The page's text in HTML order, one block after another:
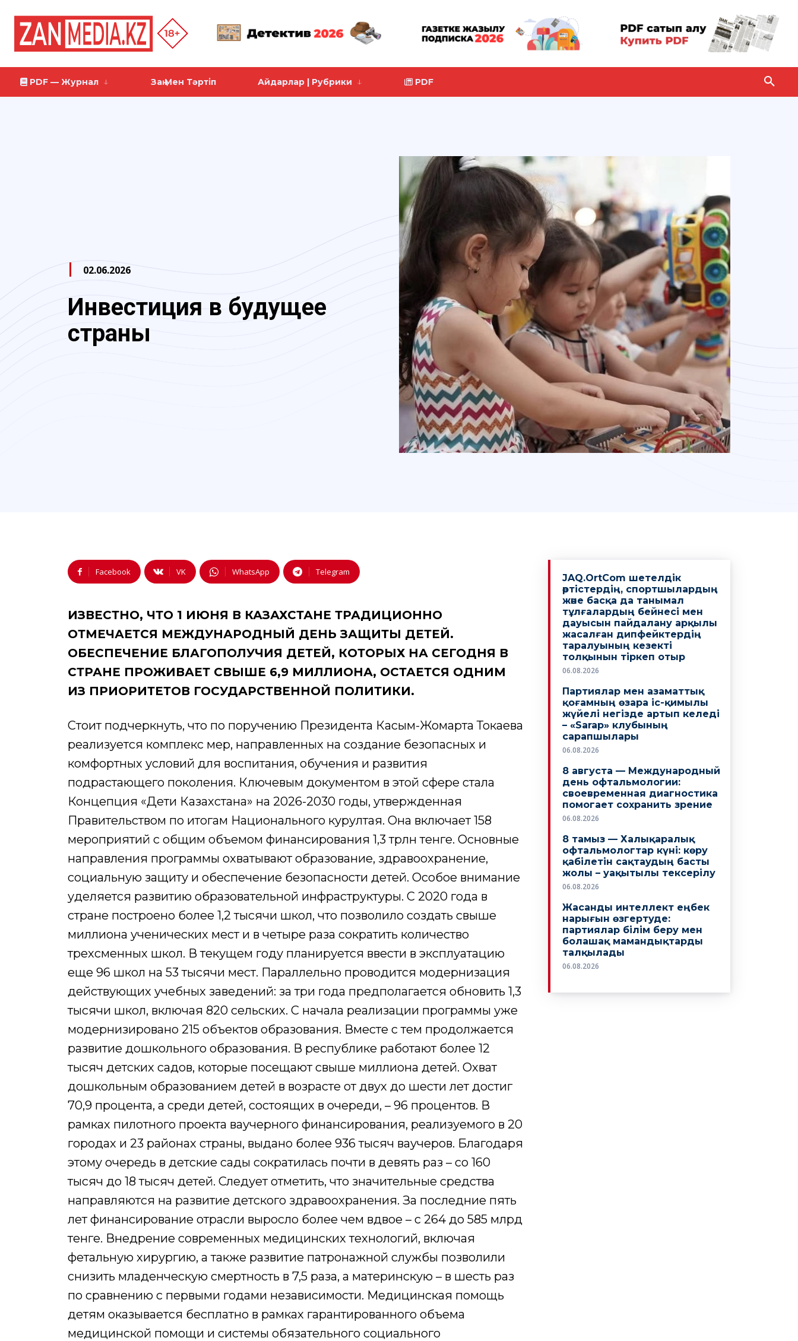
PDF — Журнал Заң Мен Тәртіп Айдарлар | Рубрики PDF
02.06.2026
Инвестиция в будущее
страны
Facebook VK WhatsApp Telegram
ИЗВЕСТНО, ЧТО 1 ИЮНЯ В КАЗАХСТАНЕ ТРАДИЦИОННО
ОТМЕЧАЕТСЯ МЕЖДУНАРОДНЫЙ ДЕНЬ ЗАЩИТЫ ДЕТЕЙ.
ОБЕСПЕЧЕНИЕ БЛАГОПОЛУЧИЯ ДЕТЕЙ, КОТОРЫХ НА СЕГОДНЯ В
СТРАНЕ ПРОЖИВАЕТ СВЫШЕ 6,9 МИЛЛИОНА, ОСТАЕТСЯ ОДНИМ
ИЗ ПРИОРИТЕТОВ ГОСУДАРСТВЕННОЙ ПОЛИТИКИ.
Стоит подчеркнуть, что по поручению Президента Касым-Жомарта Токаева
реализуется комплекс мер, направленных на создание безопасных и
комфортных условий для воспитания, обучения и развития
подрастающего поколения. Ключевым документом в этой сфере стала
Концепция «Дети Казахстана» на 2026-2030 годы, утвержденная
Правительством по итогам Национального курултая. Она включает 158
мероприятий с общим объемом финансирования 1,3 трлн тенге. Основные
направления программы охватывают образование, здравоохранение,
социальную защиту и обеспечение безопасности детей. Особое внимание
уделяется развитию образовательной инфраструктуры. С 2020 года в
стране построено более 1,2 тысячи школ, что позволило создать свыше
миллиона ученических мест и в четыре раза сократить количество
трехсменных школ. В текущем году планируется ввести в эксплуатацию
еще 96 школ на 53 тысячи мест. Параллельно проводится модернизация
действующих учебных заведений: за три года предполагается обновить 1,3
тысячи школ, включая 820 сельских. С начала реализации программы уже
модернизировано 215 объектов образования. Вместе с тем продолжается
развитие дошкольного образования. В республике работают более 12
тысяч детских садов, которые посещают свыше миллиона детей. Охват
дошкольным образованием детей в возрасте от двух до шести лет достиг
70,9 процента, а среди детей, состоящих в очереди, – 96 процентов. В
рамках пилотного проекта ваучерного финансирования, реализуемого в 20
городах и 23 районах страны, выдано более 936 тысяч ваучеров. Благодаря
этому очередь в детские сады сократилась почти в девять раз – со 160
тысяч до 18 тысяч детей. Следует отметить, что значительные средства
направляются на развитие детского здравоохранения. За последние пять
лет финансирование отрасли выросло более чем вдвое – с 264 до 585 млрд
тенге. Внедрение современных медицинских технологий, включая
фетальную хирургию, а также развитие патронажной службы позволили
снизить младенческую смертность в 7,5 раза, а материнскую – в шесть раз
по сравнению с первыми годами независимости. Медицинская помощь
детям оказывается бесплатно в рамках гарантированного объема
медицинской помощи и системы обязательного социального
JAQ.OrtCom шетелдік
әртістердің, спортшылардың
және басқа да танымал
тұлғалардың бейнесі мен
дауысын пайдалану арқылы
жасалған дипфейктердің
таралуының кезекті
толқынын тіркеп отыр
06.08.2026
Партиялар мен азаматтық
қоғамның өзара іс-қимылы
жүйелі негізде артып келеді
– «Sarap» клубының
сарапшылары
06.08.2026
8 августа — Международный
день офтальмологии:
своевременная диагностика
помогает сохранить зрение
06.08.2026
8 тамыз — Халықаралық
офтальмологтар күні: көру
қабілетін сақтаудың басты
жолы – уақытылы тексерілу
06.08.2026
Жасанды интеллект еңбек
нарығын өзгертуде:
партиялар білім беру мен
болашақ мамандықтарды
талқылады
06.08.2026